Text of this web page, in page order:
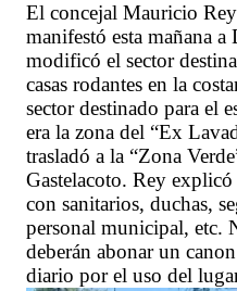
El concejal Mauricio
manifestó esta mañana
modificó el sector
casas rodantes en la
sector destinado para el
era la zona del “Ex
trasladó a la “Zona
Gastelacoto. Rey
con sanitarios, duchas,
personal municipal, etc.
deberán abonar un
diario por el uso del